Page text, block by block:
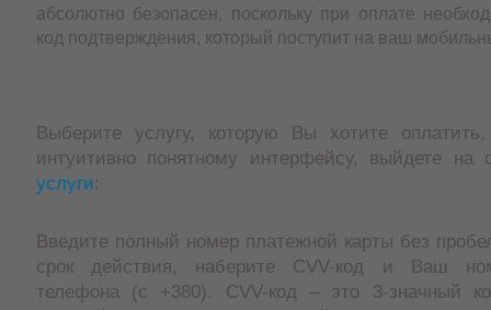
абсолютно безопасен, поскольку при оплате
код подтверждения, который поступит на ваш
Выберите услугу, которую Вы хотите
интуитивно понятному интерфейсу, выйдете на
услуги:
Введите полный номер платежной карты без
срок действия, наберите CVV-код и Ваш
телефона (с +380). CVV-код – это 3-значный